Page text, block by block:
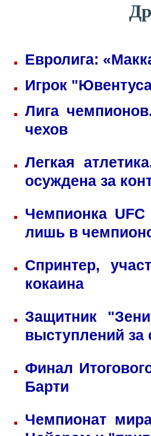
Евролига:
Игрок
Лига
чехов
Легкая
осуждена за
Чемпионка
лишь в
Спринтер,
кокаина
Защитник
выступлений
Финал
Барти
Чемпионат